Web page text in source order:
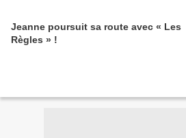
Jeanne poursuit sa route avec « Les
Règles » !